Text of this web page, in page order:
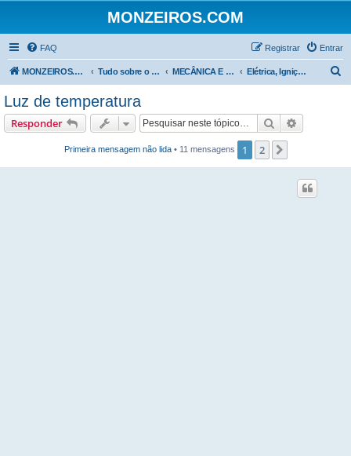
MONZEIROS.COM
FAQ Entrar
Registrar
MONZEIROS.COM Tudo sobre o Chevrolet Monza! MECÂNICA E MANUTENÇÃO Elétrica, Ignição e Iluminação
Luz de temperatura
Responder Pesquisar
Primeira mensagem não lida• 11 mensagens 1 2